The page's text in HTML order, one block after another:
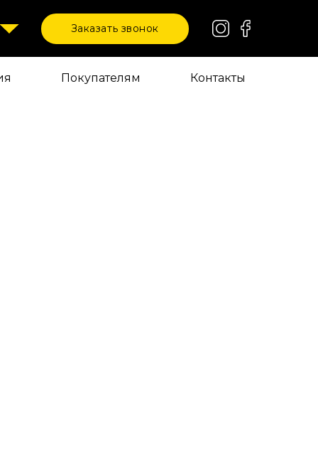
Заказать звонок
Покупателям Контакты